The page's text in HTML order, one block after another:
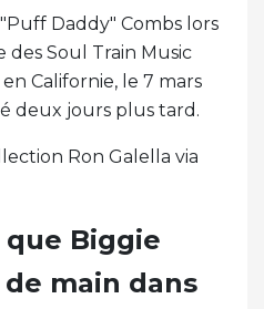
Daddy" Combs lors
des Soul Train Music
Californie, le 7 mars
deux jours plus tard.
Ron Galella via
Biggie
main dans